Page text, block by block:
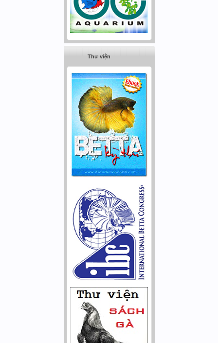
Thư viện